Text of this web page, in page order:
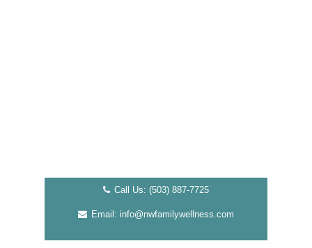
Call Us: (503) 887-7725
Email: info@nwfamilywellness.com